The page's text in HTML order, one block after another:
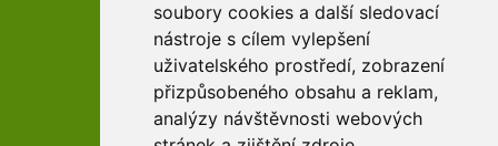
soubory cookies a další sledovací
nástroje s cílem vylepšení
uživatelského prostředí, zobrazení
přizpůsobeného obsahu a reklam,
analýzy návštěvnosti webových
Youtube kanál arboreta